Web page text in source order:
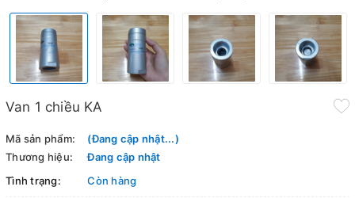
Van 1 chiều KA
Mã sản phẩm:
(Đang cập nhật...)
Thương hiệu:
Đang cập nhật
Tình trạng:
Còn hàng